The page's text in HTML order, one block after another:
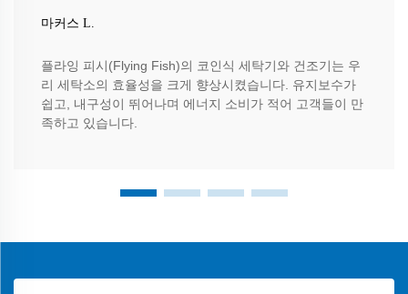
마커스 L.
플라잉 피시(Flying Fish)의 코인식 세탁기와 건조기는 우
리 세탁소의 효율성을 크게 향상시켰습니다. 유지보수가
쉽고, 내구성이 뛰어나며 에너지 소비가 적어 고객들이 만
족하고 있습니다.